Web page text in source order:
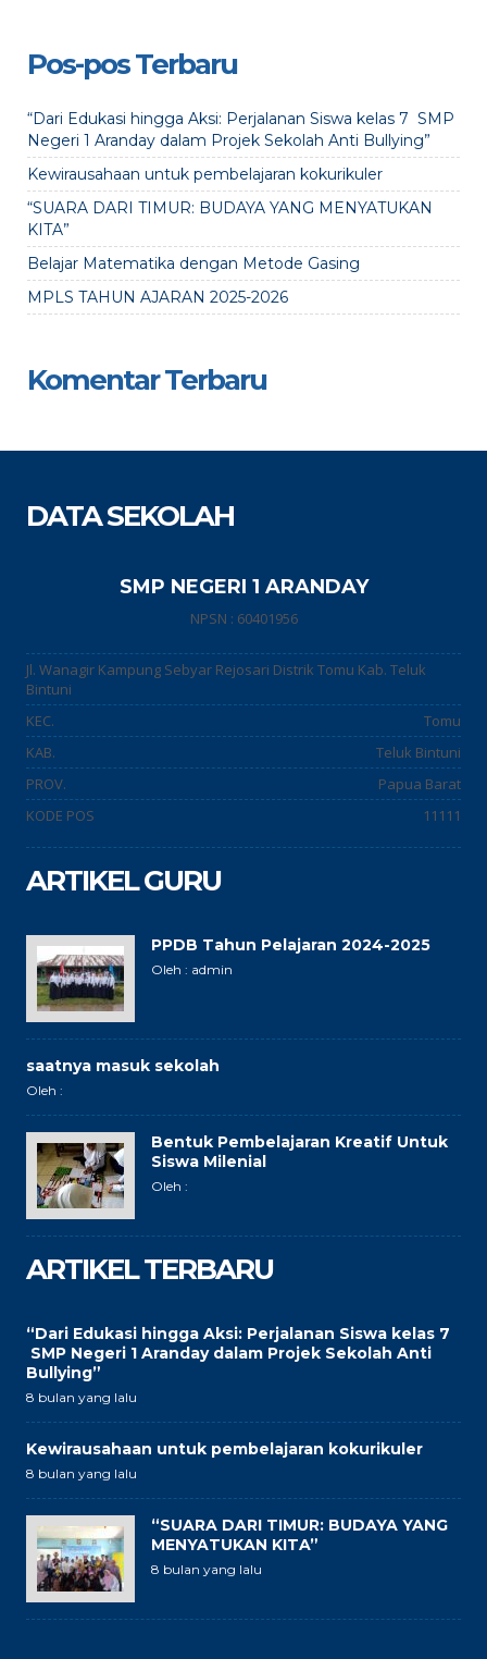
Pos-pos Terbaru
“Dari Edukasi hingga Aksi: Perjalanan Siswa kelas 7 SMP
Negeri 1 Aranday dalam Projek Sekolah Anti Bullying”
Kewirausahaan untuk pembelajaran kokurikuler
“SUARA DARI TIMUR: BUDAYA YANG MENYATUKAN
KITA”
Belajar Matematika dengan Metode Gasing
MPLS TAHUN AJARAN 2025-2026
Komentar Terbaru
DATA SEKOLAH
SMP NEGERI 1 ARANDAY
NPSN : 60401956
Jl. Wanagir Kampung Sebyar Rejosari Distrik Tomu Kab. Teluk
Bintuni
KEC.
Tomu
KAB.
Teluk Bintuni
PROV.
Papua Barat
KODE POS
11111
ARTIKEL GURU
PPDB Tahun Pelajaran 2024-2025
Oleh : admin
saatnya masuk sekolah
Oleh :
Bentuk Pembelajaran Kreatif Untuk
Siswa Milenial
Oleh :
ARTIKEL TERBARU
“Dari Edukasi hingga Aksi: Perjalanan Siswa kelas 7
SMP Negeri 1 Aranday dalam Projek Sekolah Anti
Bullying”
8 bulan yang lalu
Kewirausahaan untuk pembelajaran kokurikuler
8 bulan yang lalu
“SUARA DARI TIMUR: BUDAYA YANG
MENYATUKAN KITA”
8 bulan yang lalu